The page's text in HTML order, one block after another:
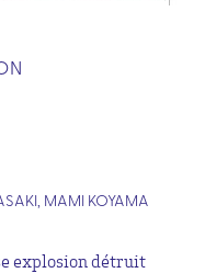
MAMI KOYAMA
explosion détruit